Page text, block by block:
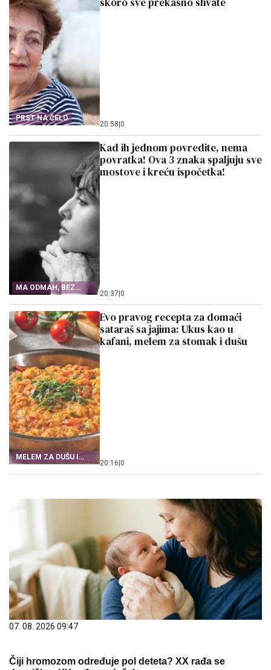
PRST NA ČELO
20:58 0
MA ODMAH, BEZ
ČEKANJA!
Kad ih jednom povredite, nema
povratka! Ova 3 znaka spaljuju sve
mostove i kreću ispočetka!
20:37 0
MELEM ZA DUŠU I
STOMAK
Evo pravog recepta za domaći
sataraš sa jajima: Ukus kao u
kafani, melem za stomak i dušu
20:16 0
07. 08. 2026 09:47
Čiji hromozom određuje pol deteta? XX rađa se